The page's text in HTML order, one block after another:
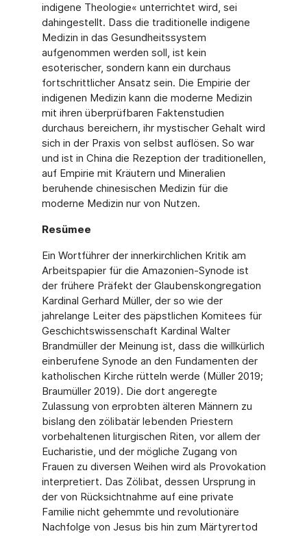
indigene Theologie« unterrichtet wird, sei
dahingestellt. Dass die traditionelle indigene
Medizin in das Gesundheitssystem
aufgenommen werden soll, ist kein
esoterischer, sondern kann ein durchaus
fortschrittlicher Ansatz sein. Die Empirie der
indigenen Medizin kann die moderne Medizin
mit ihren überprüfbaren Faktenstudien
durchaus bereichern, ihr mystischer Gehalt wird
sich in der Praxis von selbst auflösen. So war
und ist in China die Rezeption der traditionellen,
auf Empirie mit Kräutern und Mineralien
beruhende chinesischen Medizin für die
moderne Medizin nur von Nutzen.
Resümee
Ein Wortführer der innerkirchlichen Kritik am
Arbeitspapier für die Amazonien-Synode ist
der frühere Präfekt der Glaubenskongregation
Kardinal Gerhard Müller, der so wie der
jahrelange Leiter des päpstlichen Komitees für
Geschichtswissenschaft Kardinal Walter
Brandmüller der Meinung ist, dass die willkürlich
einberufene Synode an den Fundamenten der
katholischen Kirche rütteln werde (Müller 2019;
Braumüller 2019). Die dort angeregte
Zulassung von erprobten älteren Männern zu
bislang den zölibatär lebenden Priestern
vorbehaltenen liturgischen Riten, vor allem der
Eucharistie, und der mögliche Zugang von
Frauen zu diversen Weihen wird als Provokation
interpretiert. Das Zölibat, dessen Ursprung in
der von Rücksichtnahme auf eine private
Familie nicht gehemmte und revolutionäre
Nachfolge von Jesus bis hin zum Märtyrertod